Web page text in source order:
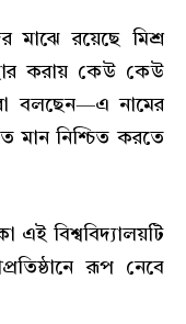
মাঝে রয়েছে মিশ্র
করায় কেউ কেউ
বলছেন—এ নামের
মান নিশ্চিত করতে
এই বিশ্ববিদ্যালয়টি
রূপ নেবে